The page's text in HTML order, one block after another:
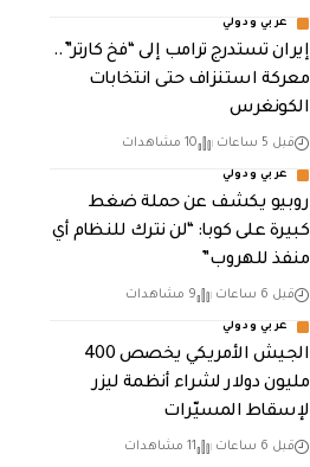
عربي ودولي
إيران تستدرج ترامب إلى “فخ كارتر”..
معركة استنزاف حتى انتخابات
الكونغرس
قبل 5 ساعات 10 مشاهدات
عربي ودولي
روبيو يكشف عن حملة ضغط
كبيرة على كوبا: “لن نترك للنظام أي
منفذ للهروب”
قبل 6 ساعات 9 مشاهدات
عربي ودولي
الجيش الأمريكي يخصص 400
مليون دولار لشراء أنظمة ليزر
لإسقاط المسيّرات
قبل 6 ساعات 11 مشاهدات